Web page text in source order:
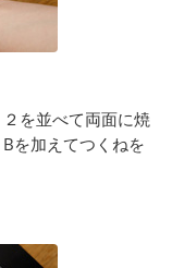
を並べて両面に焼
を加えてつくねを